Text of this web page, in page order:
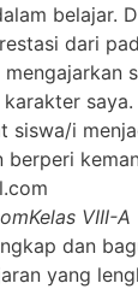
belajar.
dari
saya.
siswa/i
Kelas VIII-A
dan
yang